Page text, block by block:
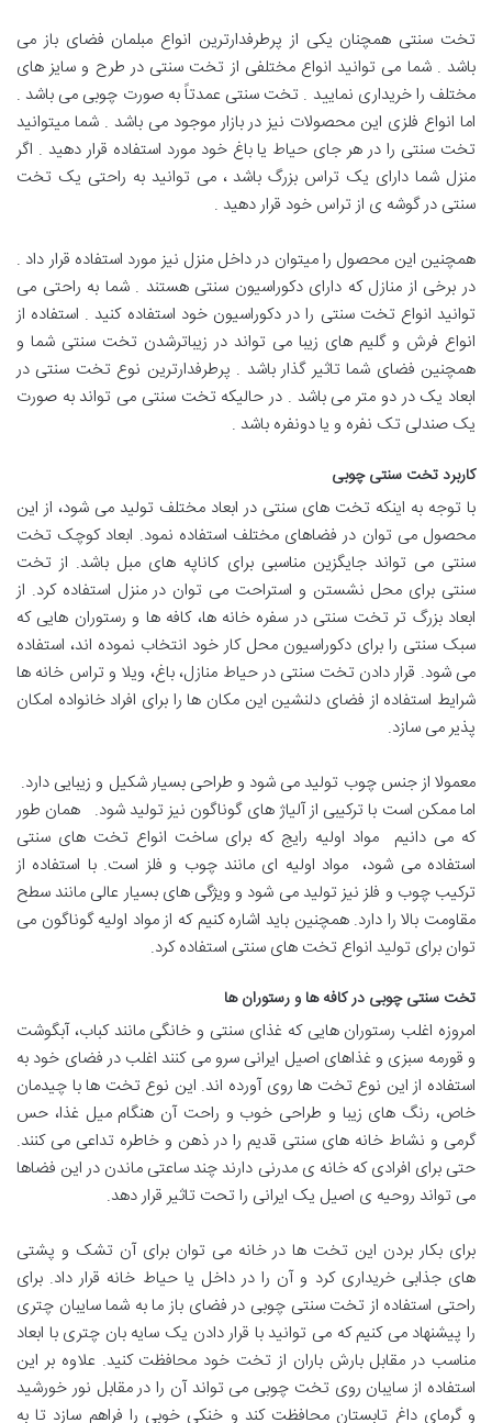
تخت سنتی همچنان یکی از پرطرفدارترین انواع مبلمان فضای باز می
باشد . شما می توانید انواع مختلفی از تخت سنتی در طرح و سایز های
مختلف را خریداری نمایید . تخت سنتی عمدتاً به صورت چوبی می باشد .
اما انواع فلزی این محصولات نیز در بازار موجود می باشد . شما میتوانید
تخت سنتی را در هر جای حیاط یا باغ خود مورد استفاده قرار دهید . اگر
منزل شما دارای یک تراس بزرگ باشد ، می توانید به راحتی یک تخت
سنتی در گوشه ی از تراس خود قرار دهید .
همچنین این محصول را میتوان در داخل منزل نیز مورد استفاده قرار داد .
در برخی از منازل که دارای دکوراسیون سنتی هستند . شما به راحتی می
توانید انواع تخت سنتی را در دکوراسیون خود استفاده کنید . استفاده از
انواع فرش و گلیم های زیبا می تواند در زیباترشدن تخت سنتی شما و
همچنین فضای شما تاثیر گذار باشد . پرطرفدارترین نوع تخت سنتی در
ابعاد یک در دو متر می باشد . در حالیکه تخت سنتی می تواند به صورت
یک صندلی تک نفره و یا دونفره باشد .
کاربرد تخت سنتی چوبی
با توجه به اینکه تخت های سنتی در ابعاد مختلف تولید می شود، از این
محصول می توان در فضاهای مختلف استفاده نمود. ابعاد کوچک تخت
سنتی می تواند جایگزین مناسبی برای کاناپه های مبل باشد. از تخت
سنتی برای محل نشستن و استراحت می توان در منزل استفاده کرد. از
ابعاد بزرگ تر تخت سنتی در سفره خانه ها، کافه ها و رستوران هایی که
سبک سنتی را برای دکوراسیون محل کار خود انتخاب نموده اند، استفاده
می شود. قرار دادن تخت سنتی در حیاط منازل، باغ، ویلا و تراس خانه ها
شرایط استفاده از فضای دلنشین این مکان ها را برای افراد خانواده امکان
پذیر می سازد.
معمولا از جنس چوب تولید می شود و طراحی بسیار شکیل و زیبایی دارد.
اما ممکن است با ترکیبی از آلیاژ های گوناگون نیز تولید شود. همان طور
که می دانیم مواد اولیه رایج که برای ساخت انواع تخت های سنتی
استفاده می شود، مواد اولیه ای مانند چوب و فلز است. با استفاده از
ترکیب چوب و فلز نیز تولید می شود و ویژگی های بسیار عالی مانند سطح
مقاومت بالا را دارد. همچنین باید اشاره کنیم که از مواد اولیه گوناگون می
توان برای تولید انواع تخت های سنتی استفاده کرد.
تخت سنتی چوبی در کافه ها و رستوران ها
امروزه اغلب رستوران هایی که غذای سنتی و خانگی مانند کباب، آبگوشت
و قورمه سبزی و غذاهای اصیل ایرانی سرو می کنند اغلب در فضای خود به
استفاده از این نوع تخت ها روی آورده اند. این نوع تخت ها با چیدمان
خاص، رنگ های زیبا و طراحی خوب و راحت آن هنگام میل غذا، حس
گرمی و نشاط خانه های سنتی قدیم را در ذهن و خاطره تداعی می کنند.
حتی برای افرادی که خانه ی مدرنی دارند چند ساعتی ماندن در این فضاها
می تواند روحیه ی اصیل یک ایرانی را تحت تاثیر قرار دهد.
برای بکار بردن این تخت ها در خانه می توان برای آن تشک و پشتی
های جذابی خریداری کرد و آن را در داخل یا حیاط خانه قرار داد. برای
راحتی استفاده از تخت سنتی چوبی در فضای باز ما به شما سایبان چتری
را پیشنهاد می کنیم که می توانید با قرار دادن یک سایه بان چتری با ابعاد
مناسب در مقابل بارش باران از تخت خود محافظت کنید. علاوه بر این
استفاده از سایبان روی تخت چوبی می تواند آن را در مقابل نور خورشید
و گرمای داغ تابستان محافظت کند و خنکی خوبی را فراهم سازد تا به